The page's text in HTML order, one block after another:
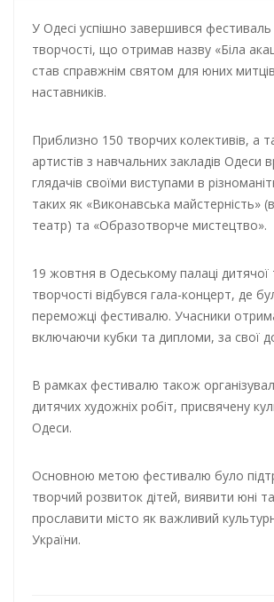
У Одесі успішно завершився фестиваль
творчості, що отримав назву «Біла
став справжнім святом для юних митців
наставників.
Приблизно 150 творчих колективів, а
артистів з навчальних закладів Одеси
глядачів своїми виступами в
таких як «Виконавська майстерність»
театр) та «Образотворче мистецтво».
19 жовтня в Одеському палаці дитячої
творчості відбувся гала-концерт, де
переможці фестивалю. Учасники
включаючи кубки та дипломи, за свої
В рамках фестивалю також
дитячих художніх робіт, присвячену
Одеси.
Основною метою фестивалю було
творчий розвиток дітей, виявити юні
прославити місто як важливий
України.